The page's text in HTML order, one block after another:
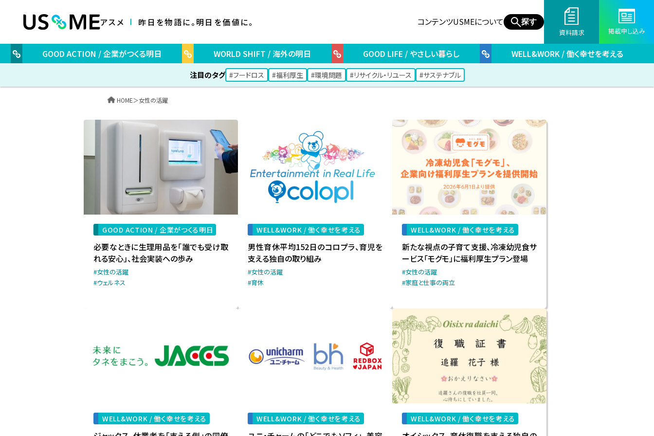
アスメ 昨日を物語に。明日を価値に。 コンテンツUSMEについて 探す
資料請求 掲載申し込み
GOOD ACTION / 企業がつくる明日 WORLD SHIFT / 海外の明日 GOOD LIFE / やさしい暮らし WELL&WORK / 働く幸せを考える
注目のタグ #フードロス #福利厚生 #環境問題 #リサイクル・リユース #サステナブル
HOME＞女性の活躍
GOOD ACTION / 企業がつくる明日
必要なときに生理用品を「誰でも受け取
れる安心」、社会実装への歩み
#女性の活躍
#ウェルネス
WELL&WORK /働く幸せを考える
男性育休平均152日のコロプラ、育児を
支える独自の取り組み
#女性の活躍
#育休
WELL&WORK /働く幸せを考える
新たな視点の子育て支援、冷凍幼児食サ
ービス「モグモ」に福利厚生プラン登場
#女性の活躍
#家庭と仕事の両立
WELL&WORK /働く幸せを考える WELL&WORK /働く幸せを考える WELL&WORK /働く幸せを考える